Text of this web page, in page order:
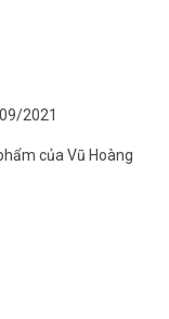
2021
của Vũ Hoàng